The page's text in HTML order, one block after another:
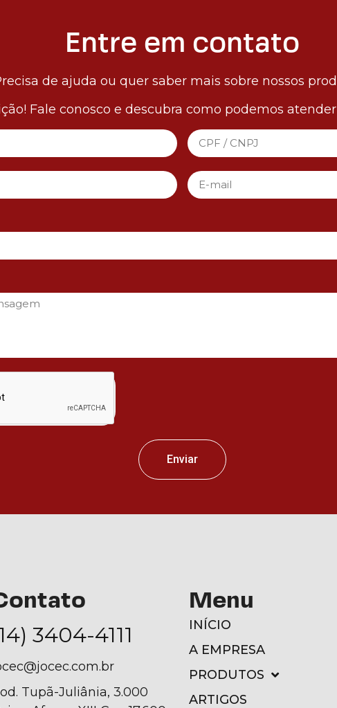
Entre em contato
de ajuda ou quer saber mais sobre nossos
Fale conosco e descubra como podemos
Enviar
3404-4111
Tupã-Juliânia, 3.000
Menu
INÍCIO
A EMPRESA
PRODUTOS
ARTIGOS